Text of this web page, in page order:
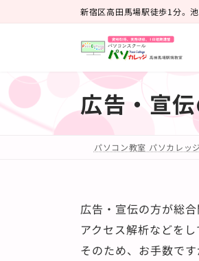
ツ
へ
シ
ョ
新宿区高田馬場駅徒歩1分。
広告・宣
パソコン教室 パソカレッ
広告・宣伝の方が総
アクセス解析などを
そのため、お手数で